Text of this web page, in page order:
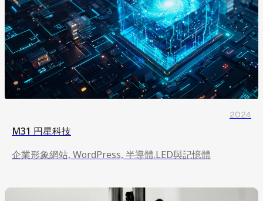
M31 円星科技
企業形象網站, WordPress, 半導體.LED與記憶體
2024